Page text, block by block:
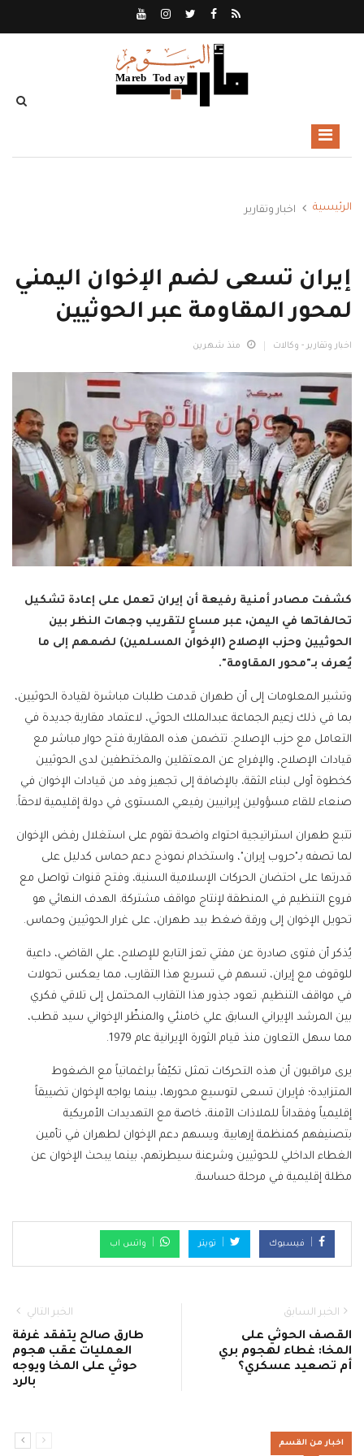
الرئيسية اخبار وتقارير
إيران تسعى لضم الإخوان اليمني
لمحور المقاومة عبر الحوثيين
اخبار وتقارير - وكالات منذ شهرين
كشفت مصادر أمنية رفيعة أن إيران تعمل على إعادة تشكيل
تحالفاتها في اليمن، عبر مساعٍ لتقريب وجهات النظر بين
الحوثيين وحزب الإصلاح (الإخوان المسلمين) لضمهم إلى ما
يُعرف بـ"محور المقاومة".
وتشير المعلومات إلى أن طهران قدمت طلبات مباشرة لقيادة الحوثيين،
بما في ذلك زعيم الجماعة عبدالملك الحوثي، لاعتماد مقاربة جديدة في
التعامل مع حزب الإصلاح. تتضمن هذه المقاربة فتح حوار مباشر مع
قيادات الإصلاح، والإفراج عن المعتقلين والمختطفين لدى الحوثيين
كخطوة أولى لبناء الثقة، بالإضافة إلى تجهيز وفد من قيادات الإخوان في
صنعاء للقاء مسؤولين إيرانيين رفيعي المستوى في دولة إقليمية لاحقاً.
تتبع طهران استراتيجية احتواء واضحة تقوم على استغلال رفض الإخوان
لما تصفه بـ"حروب إيران"، واستخدام نموذج دعم حماس كدليل على
قدرتها على احتضان الحركات الإسلامية السنية، وفتح قنوات تواصل مع
فروع التنظيم في المنطقة لإنتاج مواقف مشتركة. الهدف النهائي هو
تحويل الإخوان إلى ورقة ضغط بيد طهران، على غرار الحوثيين وحماس.
يُذكر أن فتوى صادرة عن مفتي تعز التابع للإصلاح، علي القاضي، داعية
للوقوف مع إيران، تسهم في تسريع هذا التقارب، مما يعكس تحولات
في مواقف التنظيم. تعود جذور هذا التقارب المحتمل إلى تلاقي فكري
بين المرشد الإيراني السابق علي خامنئي والمنظّر الإخواني سيد قطب،
مما سهل التعاون منذ قيام الثورة الإيرانية عام 1979.
يرى مراقبون أن هذه التحركات تمثل تكيّفاً براغماتياً مع الضغوط
المتزايدة؛ فإيران تسعى لتوسيع محورها، بينما يواجه الإخوان تضييقاً
إقليمياً وفقداناً للملاذات الآمنة، خاصة مع التهديدات الأمريكية
بتصنيفهم كمنظمة إرهابية. ويسهم دعم الإخوان لطهران في تأمين
الغطاء الداخلي للحوثيين وشرعنة سيطرتهم، بينما يبحث الإخوان عن
مظلة إقليمية في مرحلة حساسة.
فيسبوك تويتر واتس اب
الخبر السابق
القصف الحوثي على
المخا: غطاء لهجوم بري
أم تصعيد عسكري؟
الخبر التالي
طارق صالح يتفقد غرفة
العمليات عقب هجوم
حوثي على المخا ويوجه
بالرد
اخبار من القسم